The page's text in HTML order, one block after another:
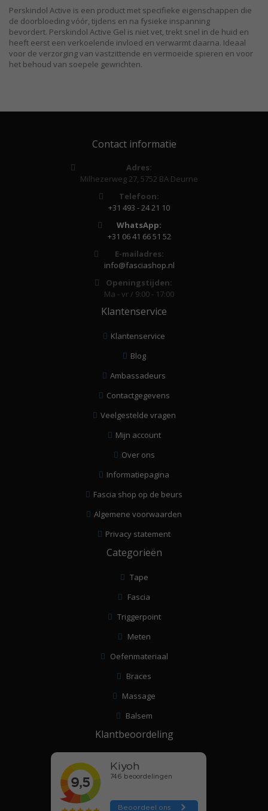
Perskindol Active is een product met specifieke eigenschappen die
de doorbloeding vóór, tijdens en na fysieke inspanning
bevordert. Perskindol Active Gel is niet vet, trekt snel in de huid en
heeft eerst een verkoelende invloed en verwarmt daarna. Ideaal
voor de verzorging van vastzittende en vermoeide spieren en voor
het behoud van soepele gewrichten.
Contact informatie
Adres:
Milhezerweg 27, 5752 BA Deurne
Telefoon:
+31 493 - 24 21 10
WhatsApp:
+31 06 41 66 51 52
E-mailadres:
info@fasciashop.nl
Openingstijden:
Ma - vr / 9:00 - 17:00
Klantenservice
Klantenservice
Blog
Ambassadeurs
Contactgegevens
Veelgestelde vragen
Mijn account
Over ons
Informatiepagina
Fascia shop op de beurs
Algemene voorwaarden
Privacy statement
Categorieën
Tape
Fascia
Triggerpoint
Meten
Oefenmateriaal
Braces
Massage
Balsem
Klantbeoordeling